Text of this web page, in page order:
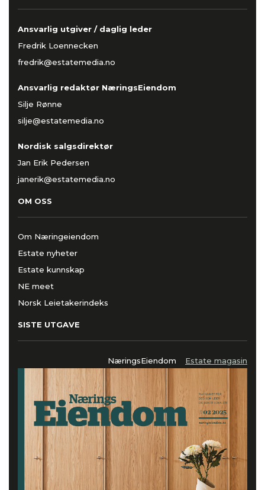
Ansvarlig utgiver / daglig leder
Fredrik Loennecken
fredrik@estatemedia.no
Ansvarlig redaktør NæringsEiendom
Silje Rønne
silje@estatemedia.no
Nordisk salgsdirektør
Jan Erik Pedersen
janerik@estatemedia.no
OM OSS
Om Næringeiendom
Estate nyheter
Estate kunnskap
NE meet
Norsk Leietakerindeks
SISTE UTGAVE
NæringsEiendom Estate magasin